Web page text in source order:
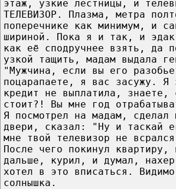
этаж, узкие лестницы, и
ТЕЛЕВИЗОР. Плазма, метра
поперечнике как минимум, и
шириной. Пока я и так, и эдак
как её сподручнее взять, да
узкой тащить, мадам выдала
"Мужчина, если вы его
поцарапаете, я вас засужу. Я
кредит не выплатила, знаете,
стоит?! Вы мне год
Я посмотрел на мадам, сделал
двери, сказал: "Ну и таскай
мне твой телевизор не
После чего покинул квартиру,
дальше, курил, и думал,
хотел в это вписаться.
солнышка.